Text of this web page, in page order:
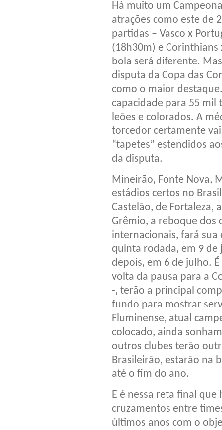
Há muito um
atrações como este de
partidas – Vasco x
(18h30m) e
bola será diferente.
disputa da Copa das
como o maior
capacidade para 55 mil
leões e colorados. A
torcedor certamente
“tapetes” estendidos
da disputa.
Mineirão, Fonte Nova,
estádios certos no
Castelão, de Fortaleza,
Grêmio, a reboque dos
internacionais, fará sua
quinta rodada, em 9
depois, em 6 de julho.
volta da pausa para a
-, terão a principal
fundo para mostrar
Fluminense, atual
colocado, ainda
outros clubes terão
Brasileirão, estarão na
até o fim do ano.
E é nessa reta final
cruzamentos entre
últimos anos com o